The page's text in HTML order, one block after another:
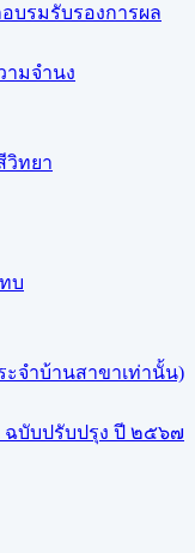
บรมรับรองการผล
ามจำนง
วิทยา
บ
จำบ้านสาขาเท่านั้น)
ฉบับปรับปรุง ปี ๒๕๖๗